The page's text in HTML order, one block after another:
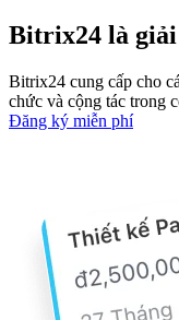
Bitrix24 là giải
Bitrix24 cung cấp cho
chức và cộng tác trong
Đăng ký miễn phí